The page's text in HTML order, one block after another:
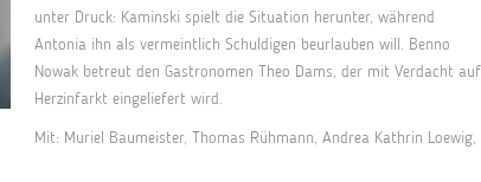
unter Druck: Kaminski spielt die Situation herunter, während
Antonia ihn als vermeintlich Schuldigen beurlauben will. Benno
Nowak betreut den Gastronomen Theo Dams, der mit Verdacht auf
Herzinfarkt eingeliefert wird.
Mit: Muriel Baumeister, Thomas Rühmann, Andrea Kathrin Loewig,